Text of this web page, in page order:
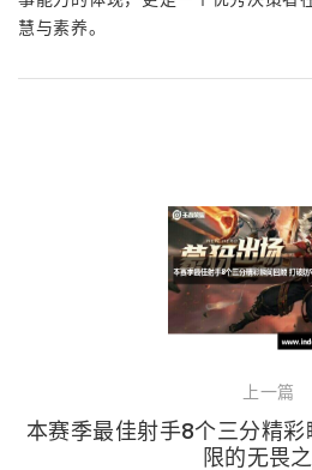
慧与素养。
上一篇
本赛季最佳射手8个三分精
限的无畏